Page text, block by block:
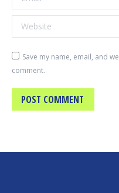
Website
Save my name, email, and
comment.
POST COMMENT